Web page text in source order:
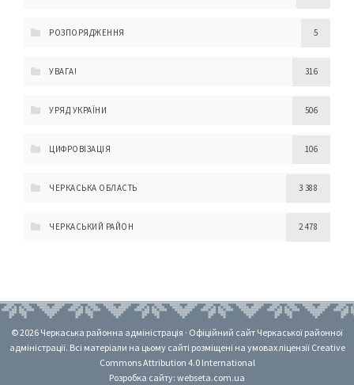
РОЗПОРЯДЖЕННЯ 5
УВАГА! 316
УРЯД УКРАЇНИ 506
ЦИФРОВІЗАЦІЯ 106
ЧЕРКАСЬКА ОБЛАСТЬ 3 388
ЧЕРКАСЬКИЙ РАЙОН 2 478
© 2026 Черкаська районна адміністрація · Офіційний сайт Черкаської районної
адміністрації. Всі матеріали на цьому сайті розміщені на умовах ліцензії Creative
Commons Attribution 4.0 International
Розробка сайту: webseta.com.ua